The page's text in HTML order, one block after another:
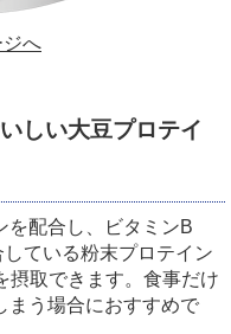
へ
しい大豆プロテイ
を配合し、ビタミンB
ている粉末プロテイン
摂取できます。食事だけ
まう場合におすすめで